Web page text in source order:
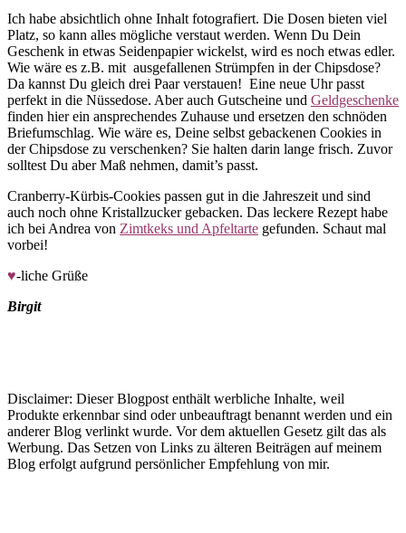
Ich habe absichtlich ohne Inhalt fotografiert. Die Dosen bieten viel
Platz, so kann alles mögliche verstaut werden. Wenn Du Dein
Geschenk in etwas Seidenpapier wickelst, wird es noch etwas edler.
Wie wäre es z.B. mit ausgefallenen Strümpfen in der Chipsdose?
Da kannst Du gleich drei Paar verstauen! Eine neue Uhr passt
perfekt in die Nüssedose. Aber auch Gutscheine und Geldgeschenke
finden hier ein ansprechendes Zuhause und ersetzen den schnöden
Briefumschlag. Wie wäre es, Deine selbst gebackenen Cookies in
der Chipsdose zu verschenken? Sie halten darin lange frisch. Zuvor
solltest Du aber Maß nehmen, damit’s passt.
Cranberry-Kürbis-Cookies passen gut in die Jahreszeit und sind
auch noch ohne Kristallzucker gebacken. Das leckere Rezept habe
ich bei Andrea von Zimtkeks und Apfeltarte gefunden. Schaut mal
vorbei!
♥-liche Grüße
Birgit
Disclaimer: Dieser Blogpost enthält werbliche Inhalte, weil
Produkte erkennbar sind oder unbeauftragt benannt werden und ein
anderer Blog verlinkt wurde. Vor dem aktuellen Gesetz gilt das als
Werbung. Das Setzen von Links zu älteren Beiträgen auf meinem
Blog erfolgt aufgrund persönlicher Empfehlung von mir.